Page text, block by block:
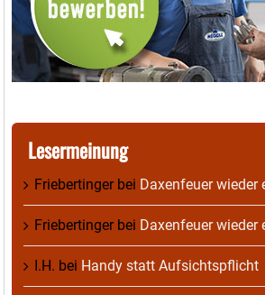
Lesermeinung
Friebertingerbei Daxenfeuer wieder
Friebertingerbei Daxenfeuer wieder
I.H. bei Handy statt Aufsichtspflicht